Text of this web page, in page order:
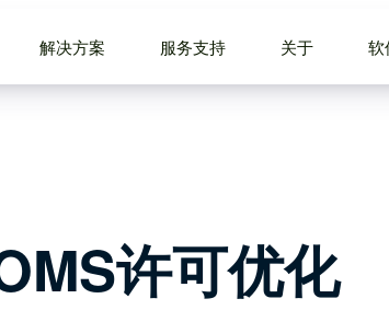
解决方案 服务支持 关于 软
许可优化